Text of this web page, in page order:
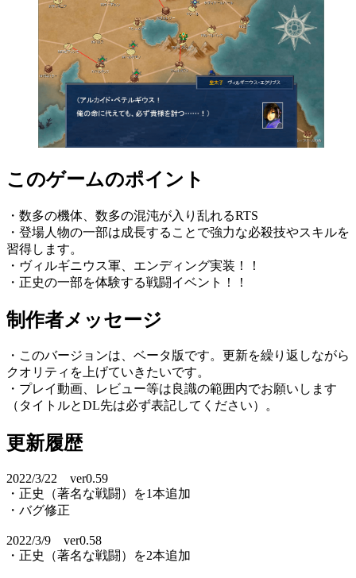
このゲームのポイント
・数多の機体、数多の混沌が入り乱れるRTS
・登場人物の一部は成長することで強力な必殺技やスキルを
習得します。
・ヴィルギニウス軍、エンディング実装！！
・正史の一部を体験する戦闘イベント！！
制作者メッセージ
・このバージョンは、ベータ版です。更新を繰り返しながら
クオリティを上げていきたいです。
・プレイ動画、レビュー等は良識の範囲内でお願いします
（タイトルとDL先は必ず表記してください）。
更新履歴
2022/3/22 ver0.59
・正史（著名な戦闘）を1本追加
・バグ修正
2022/3/9 ver0.58
・正史（著名な戦闘）を2本追加